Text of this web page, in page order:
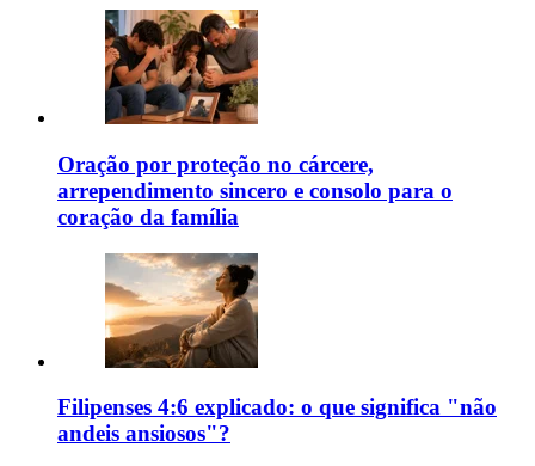
Oração por proteção no cárcere,
arrependimento sincero e consolo para o
coração da família
Filipenses 4:6 explicado: o que significa "não
andeis ansiosos"?